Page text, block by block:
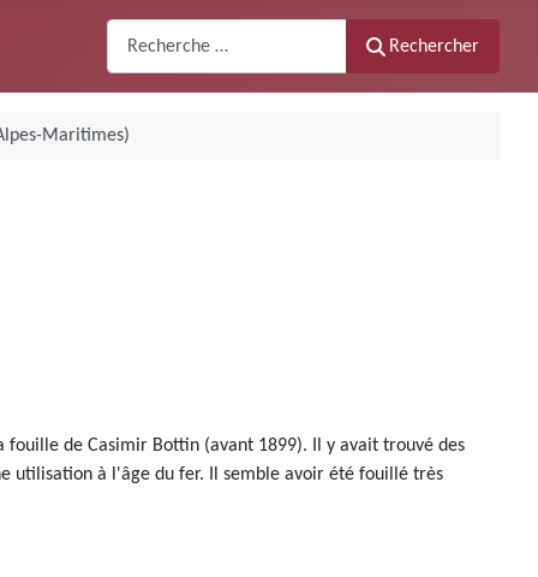
Rechercher
Maritimes)
de Casimir Bottin (avant 1899). Il y avait trouvé des
utilisation à l'âge du fer. Il semble avoir été fouillé très